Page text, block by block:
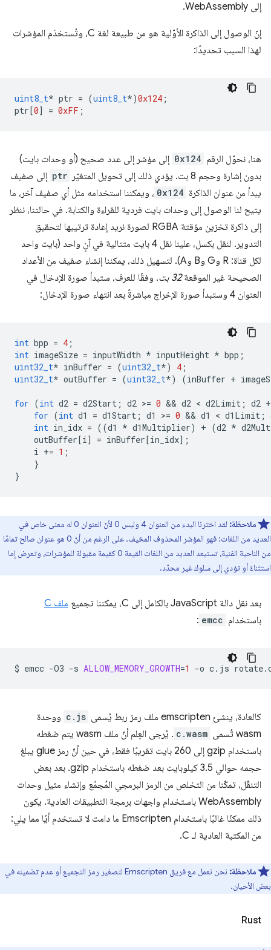
إلى WebAssembly.
إنّ الوصول إلى الذاكرة الأوّلية هو من طبيعة لغة C، وتُستخدَم المؤشرات
لهذا السبب تحديدًا:
uint8_t* ptr = (uint8_t*)0x124 ;
ptr[0] = 0xFF ;
هنا، نحوّل الرقم 0x124 إلى مؤشر إلى عدد صحيح (أو وحدات بايت)
بدون إشارة وحجم 8 بت. يؤدي ذلك إلى تحويل المتغيّر
ptr إلى صفيف
يبدأ من عنوان الذاكرة 0x124 ، ويمكننا استخدامه مثل أي صفيف آخر، ما
يتيح لنا الوصول إلى وحدات بايت فردية للقراءة والكتابة. في حالتنا، ننظر
إلى ذاكرة تخزين مؤقتة RGBA لصورة نريد إعادة ترتيبها لتحقيق
التدوير. لنقل بكسل، علينا نقل 4 بايت متتالية في آنٍ واحد (بايت واحد
لكل قناة: R وG وB وA). لتسهيل ذلك، يمكننا إنشاء صفيف من الأعداد
الصحيحة غير الموقعة32 بت
. وفقًا للعرف، ستبدأ صورة الإدخال في
العنوان 4 وستبدأ صورة الإخراج مباشرةً بعد انتهاء صورة الإدخال:
int bpp = 4 ;
int imageSize = inputWidth * inputHeight * bpp ;
uint32_t* inBuffer = (uint32_t*) 4 ;
uint32_t* outBuffer = (uint32_t*) (inBuffer +
for (int d2 = d2Start ; d2 >= 0 && d2 < d2Limit ; d2
for (int d1 = d1Start ; d1 >= 0 && d1 < d1Limit ;
int in_idx = ((d1 * d1Multiplier) + (d2 *
outBuffer[i] = inBuffer[in_idx];
i += 1 ;
}
}
ملاحظة:
لقد اخترنا البدء من العنوان 4 وليس 0 لأنّ العنوان 0 له معنى خاص في
العديد من اللغات: فهو المؤشر المحذوف المخيف. على الرغم من أنّ 0 هو عنوان صالح تمامًا
من الناحية الفنية، تستبعد العديد من اللغات القيمة 0 كقيمة مقبولة للمؤشرات، وتعرض إما
استثناءً أو تؤدي إلى سلوك غير محدّد.
بعد نقل دالة JavaScript بالكامل إلى C، يمكننا تجميع
ملف C
باستخدام emcc
:
$ emcc -O3 -s ALLOW_MEMORY_GROWTH=1 -o c.js
كالعادة، ينشئ emscripten ملف رمز ربط يُسمى c.js ووحدة
wasm تُسمى
c.wasm
. يُرجى العِلم أنّ ملف wasm يتم ضغطه
باستخدام gzip إلى 260 بايت تقريبًا فقط، في حين أنّ رمز glue يبلغ
حجمه حوالي 3.5 كيلوبايت بعد ضغطه باستخدام gzip. بعد بعض
التنقّل، تمكّنا من التخلص من الرمز البرمجي المُجمّع وإنشاء مثيل وحدات
WebAssembly باستخدام واجهات برمجة التطبيقات العادية. يكون
ذلك ممكنًا غالبًا باستخدام Emscripten ما دامت لا تستخدم أيًا مما يلي:
من المكتبة العادية لـ C.
ملاحظة:
نحن نعمل مع فريق Emscripten لتصغير رمز التجميع أو عدم تضمينه في
بعض الأحيان.
Rust